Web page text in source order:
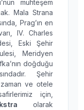
muhteşem
Mala Strana
Prag’ın en
IV. Charles
Eski Şehir
Meridyen
doğduğu
Şehir
ve otele
için,
olarak